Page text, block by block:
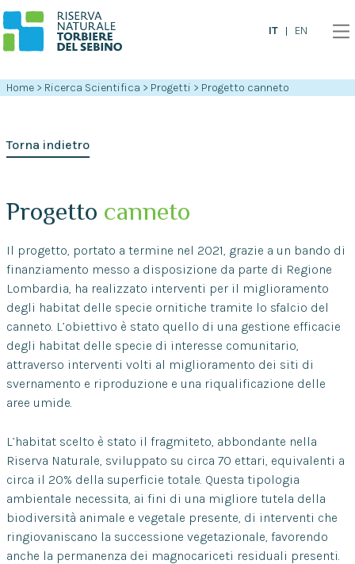
IT EN
Home > Ricerca Scientifica > Progetti > Progetto canneto
Torna indietro
Progetto canneto
Il progetto, portato a termine nel 2021, grazie a un bando di
finanziamento messo a disposizione da parte di Regione
Lombardia, ha realizzato interventi per il miglioramento
degli habitat delle specie ornitiche tramite lo sfalcio del
canneto. L’obiettivo è stato quello di una gestione efficacie
degli habitat delle specie di interesse comunitario,
attraverso interventi volti al miglioramento dei siti di
svernamento e riproduzione e una riqualificazione delle
aree umide.
L’habitat scelto è stato il fragmiteto, abbondante nella
Riserva Naturale, sviluppato su circa 70 ettari, equivalenti a
circa il 20% della superficie totale. Questa tipologia
ambientale necessita, ai fini di una migliore tutela della
biodiversità animale e vegetale presente, di interventi che
ringiovaniscano la successione vegetazionale, favorendo
anche la permanenza dei magnocariceti residuali presenti.